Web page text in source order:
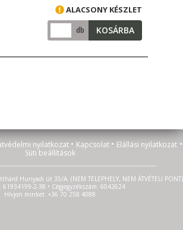
ALACSONY KÉSZLET
db KOSÁRBA
nyilatkozat • Kapcsolat • Elállási nyilatkozat •
Süti beállítások
Hunyadi út 35/A. (NEM TELEPHELY, NEM ÁTVÉTELI PONT)
61934199-2-38 • Cégjegyzékszám: 6042624
Hívjon minket: +36 70 258 4088